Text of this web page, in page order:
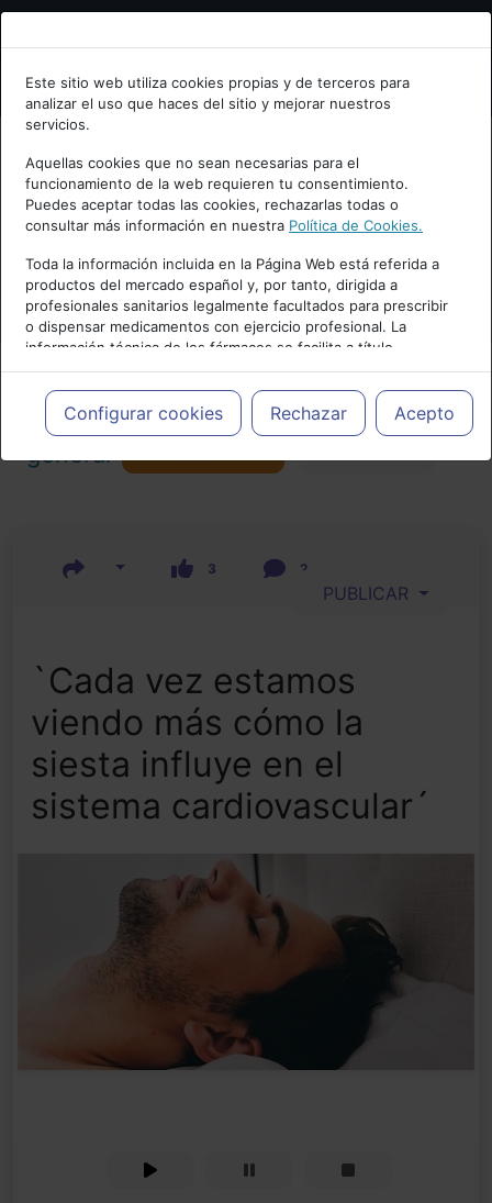
Bienvenid@ a psiquiatria.com
Escribe tu Email
Accede o regístrate con tu email.
Cancelar
Este sitio web utiliza cookies propias y de terceros para
analizar el uso que haces del sitio y mejorar nuestros
servicios.
Aquellas cookies que no sean necesarias para el
funcionamiento de la web requieren tu consentimiento.
Puedes aceptar todas las cookies, rechazarlas todas o
consultar más información en nuestra Política de Cookies.
Toda la información incluida en la Página Web está referida a
productos del mercado español y, por tanto, dirigida a
profesionales sanitarios legalmente facultados para prescribir
o dispensar medicamentos con ejercicio profesional. La
información técnica de los fármacos se facilita a título
meramente informativo, siendo responsabilidad de los
profesionales facultados prescribir medicamentos y decidir, en
cada caso concreto, el tratamiento más adecuado a las
necesidades del paciente.
Configurar cookies Rechazar Acepto
Actualidad y Artículos|Psiquiatría
general
3 2
PUBLICAR
`Cada vez estamos
viendo más cómo la
siesta influye en el
sistema cardiovascular´